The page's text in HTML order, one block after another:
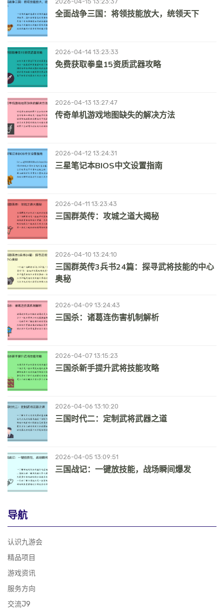
全面战争三国：将领技能放大，统领天下
2026-04-14 13:23:33
免费获取拳皇15资质武器攻略
2026-04-13 13:27:47
传奇单机游戏地图缺失的解决方法
2026-04-12 13:24:31
三星笔记本BIOS中文设置指南
2026-04-11 13:23:43
三国群英传：攻城之道大揭秘
2026-04-10 13:24:10
三国群英传3兵书24篇：探寻武将技能的中心
奥秘
2026-04-09 13:24:43
三国杀：诸葛连伤害机制解析
2026-04-07 13:15:23
三国杀新手提升武将技能攻略
2026-04-06 13:10:20
三国时代二：定制武将武器之道
2026-04-05 13:09:51
三国战记：一键放技能，战场瞬间爆发
导航
认识九游会
精品项目
游戏资讯
服务方向
交流J9